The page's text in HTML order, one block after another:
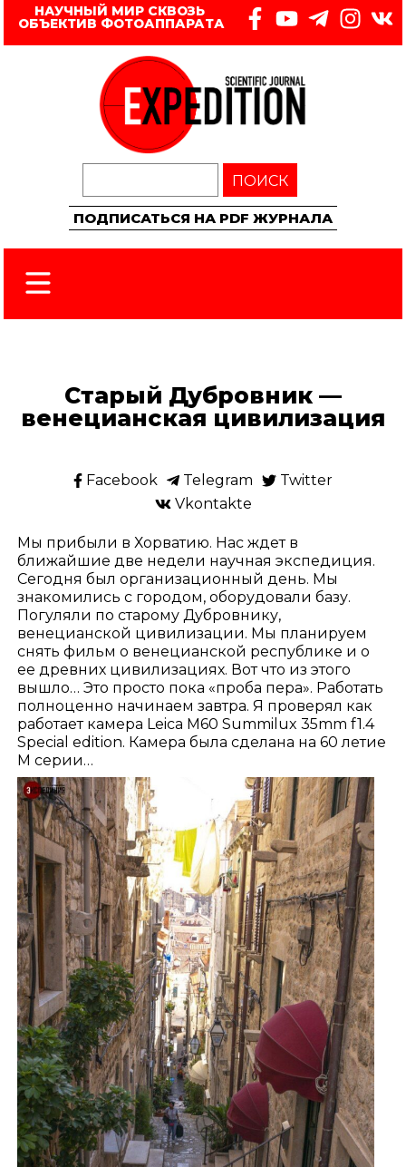
НАУЧНЫЙ МИР СКВОЗЬ
ОБЪЕКТИВ ФОТОАППАРАТА
ПОИСК
ПОДПИСАТЬСЯ НА PDF ЖУРНАЛА
Старый Дубровник —
венецианская цивилизация
Facebook Telegram
Twitter
Vkontakte
Мы прибыли в Хорватию. Нас ждет в
ближайшие две недели научная экспедиция.
Сегодня был организационный день. Мы
знакомились с городом, оборудовали базу.
Погуляли по старому Дубровнику,
венецианской цивилизации. Мы планируем
снять фильм о венецианской республике и о
ее древних цивилизациях. Вот что из этого
вышло… Это просто пока «проба пера». Работать
полноценно начинаем завтра. Я проверял как
работает камера Leica M60 Summilux 35mm f1.4
Special edition. Камера была сделана на 60 летие
М серии…